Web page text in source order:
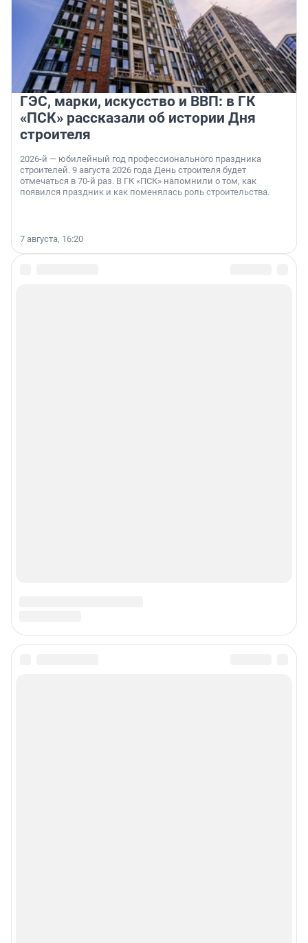
ГЭС, марки, искусство и ВВП: в ГК
«ПСК» рассказали об истории Дня
строителя
2026-й — юбилейный год профессионального праздника
строителей. 9 августа 2026 года День строителя будет
отмечаться в 70-й раз. В ГК «ПСК» напомнили о том, как
появился праздник и как поменялась роль строительства.
7 августа, 16:20